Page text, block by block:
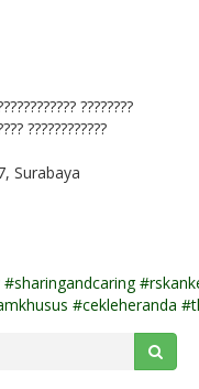
????????
????????????
Surabaya
#sharingandcaring
#cekleheranda